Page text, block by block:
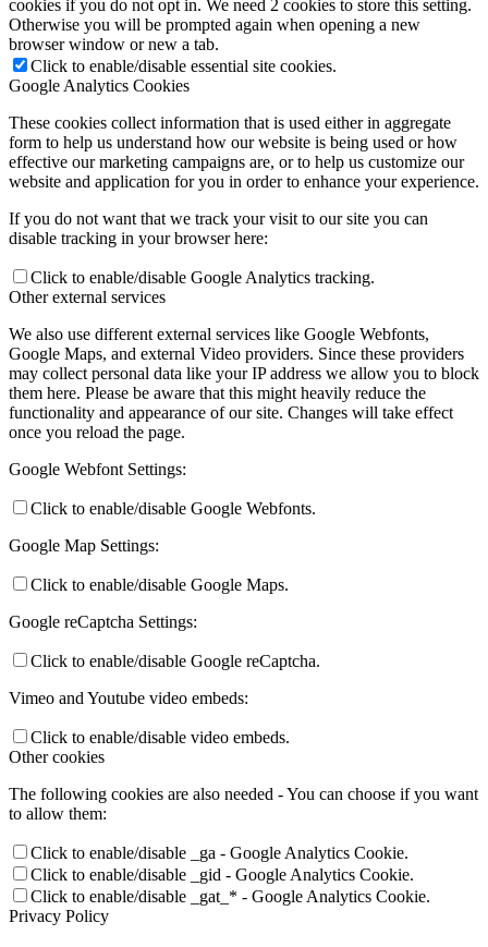
cookies if you do not opt in. We need 2 cookies to store this setting.
Otherwise you will be prompted again when opening a new
browser window or new a tab.
Click to enable/disable essential site cookies.
Google Analytics Cookies
These cookies collect information that is used either in aggregate
form to help us understand how our website is being used or how
effective our marketing campaigns are, or to help us customize our
website and application for you in order to enhance your experience.
If you do not want that we track your visit to our site you can
disable tracking in your browser here:
Click to enable/disable Google Analytics tracking.
Other external services
We also use different external services like Google Webfonts,
Google Maps, and external Video providers. Since these providers
may collect personal data like your IP address we allow you to block
them here. Please be aware that this might heavily reduce the
functionality and appearance of our site. Changes will take effect
once you reload the page.
Google Webfont Settings:
Click to enable/disable Google Webfonts.
Google Map Settings:
Click to enable/disable Google Maps.
Google reCaptcha Settings:
Click to enable/disable Google reCaptcha.
Vimeo and Youtube video embeds:
Click to enable/disable video embeds.
Other cookies
The following cookies are also needed - You can choose if you want
to allow them:
Click to enable/disable _ga - Google Analytics Cookie.
Click to enable/disable _gid - Google Analytics Cookie.
Click to enable/disable _gat_* - Google Analytics Cookie.
Privacy Policy